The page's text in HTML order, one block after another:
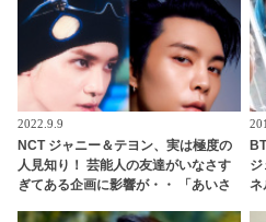
を唸らせる
2022.9.9
NCT ジャニー＆テヨン、実は極度の
人見知り！ 芸能人の友達がいなさす
ぎてある企画に影響が・・ 「あいさ
ジ
ネ